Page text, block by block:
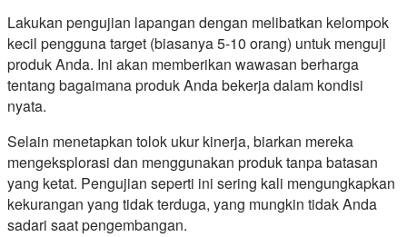
Lakukan pengujian lapangan dengan melibatkan kelompok
kecil pengguna target (biasanya 5-10 orang) untuk menguji
produk Anda. Ini akan memberikan wawasan berharga
tentang bagaimana produk Anda bekerja dalam kondisi
nyata.
Selain menetapkan tolok ukur kinerja, biarkan mereka
mengeksplorasi dan menggunakan produk tanpa batasan
yang ketat. Pengujian seperti ini sering kali mengungkapkan
kekurangan yang tidak terduga, yang mungkin tidak Anda
sadari saat pengembangan.